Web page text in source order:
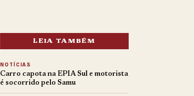
LEIA TAMBÉM
NOTÍCIAS
Carro capota na EPIA Sul e motorista
é socorrido pelo Samu